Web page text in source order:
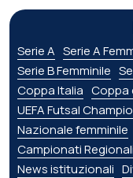
Serie A Serie A
Serie B Femminile
Coppa Italia Coppa
UEFA Futsal
Nazionale femminile
Campionati Regionali
News istituzionali